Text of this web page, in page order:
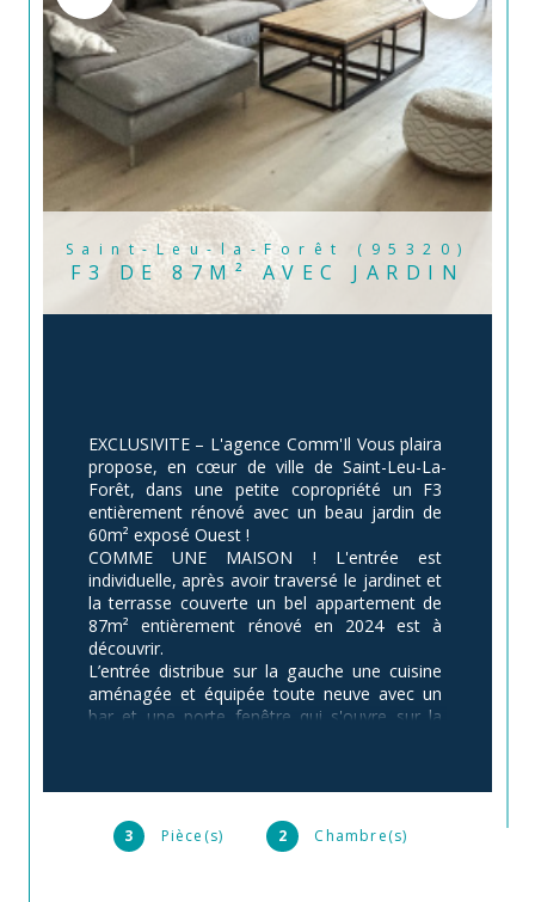
Saint-Leu-la-Forêt (95320)
F3 DE 87M² AVEC JARDIN
3 Pièce(s) 2 Chambre(s)
EXCLUSIVITE – L'agence Comm'Il Vous plaira
propose, en cœur de ville de Saint-Leu-La-
Forêt, dans une petite copropriété un F3
entièrement rénové avec un beau jardin de
60m² exposé Ouest !
COMME UNE MAISON ! L'entrée est
individuelle, après avoir traversé le jardinet et
la terrasse couverte un bel appartement de
87m² entièrement rénové en 2024 est à
découvrir.
L’entrée distribue sur la gauche une cuisine
aménagée et équipée toute neuve avec un
bar et une porte fenêtre qui s'ouvre sur la
Côté nuit, un couloir aménagé avec des
dressings, une chambre de plus de 14m²